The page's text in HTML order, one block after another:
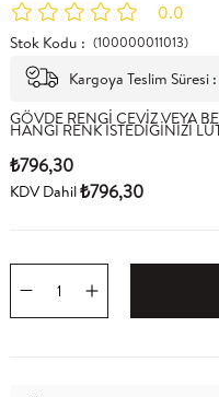
0.0
Stok Kodu (100000011013)
Kargoya Teslim Süresi :
GÖVDE RENGİ CEVİZ VEYA
HANGİ RENK İSTEDİĞİNİZİ
₺796,30
KDV Dahil₺796,30